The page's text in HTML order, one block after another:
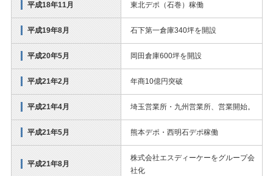
平成18年11月 東北デポ（石巻）稼働
平成19年8月 石下第一倉庫340坪を開設
平成20年5月 岡田倉庫600坪を開設
平成21年2月 年商10億円突破
平成21年4月 埼玉営業所・九州営業所、営業開始。
平成21年5月 熊本デポ・西明石デポ稼働
平成21年8月
株式会社エスディーケーをグループ会
社化